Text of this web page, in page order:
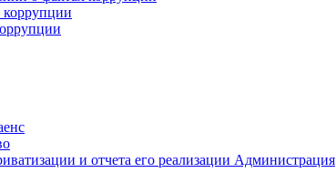
и отчета его реализации Администрация